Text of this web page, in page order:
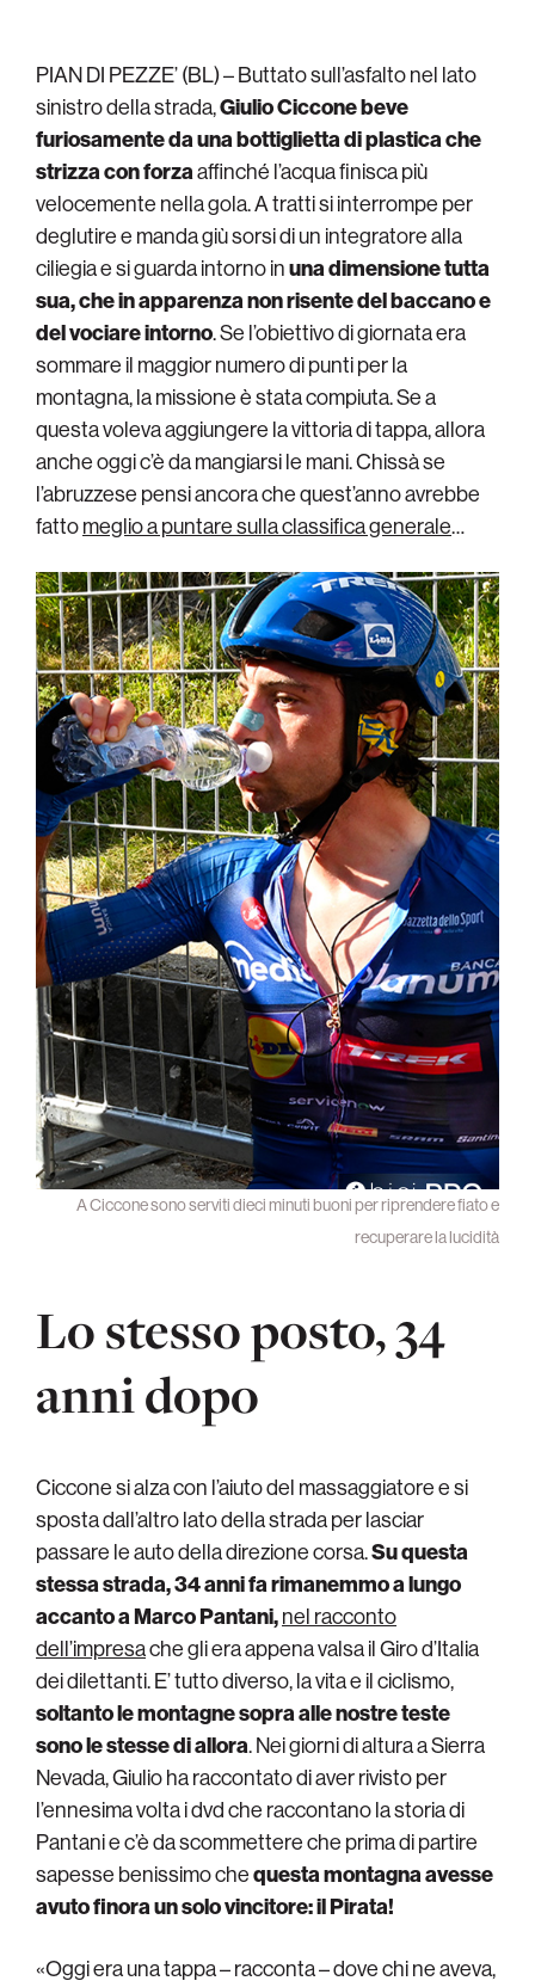
PIAN DI PEZZE’ (BL) – Buttato sull’asfalto nel lato
sinistro della strada,Giulio Ciccone beve
furiosamente da una bottiglietta di plastica che
strizza con forzaaffinché l’acqua finisca più
velocemente nella gola. A tratti si interrompe per
deglutire e manda giù sorsi di un integratore alla
ciliegia e si guarda intorno inuna dimensione tutta
sua, che in apparenza non risente del baccano e
del vociare intorno. Se l’obiettivo di giornata era
sommare il maggior numero di punti per la
montagna, la missione è stata compiuta. Se a
questa voleva aggiungere la vittoria di tappa, allora
anche oggi c’è da mangiarsi le mani. Chissà se
l’abruzzese pensi ancora che quest’anno avrebbe
fattomeglio a puntare sulla classifica generale…
A Ciccone sono serviti dieci minuti buoni per riprendere fiato e
recuperare la lucidità
Lo stesso posto, 34
anni dopo
Ciccone si alza con l’aiuto del massaggiatore e si
sposta dall’altro lato della strada per lasciar
passare le auto della direzione corsa.Su questa
stessa strada, 34 anni fa rimanemmo a lungo
accanto a Marco Pantani,nel racconto
dell’impresache gli era appena valsa il Giro d’Italia
dei dilettanti. E’ tutto diverso, la vita e il ciclismo,
soltanto le montagne sopra alle nostre teste
sono le stesse di allora. Nei giorni di altura a Sierra
Nevada, Giulio ha raccontato di aver rivisto per
l’ennesima volta i dvd che raccontano la storia di
Pantani e c’è da scommettere che prima di partire
sapesse benissimo chequesta montagna avesse
avuto finora un solo vincitore: il Pirata!
«Oggi era una tappa – racconta – dove chi ne aveva,